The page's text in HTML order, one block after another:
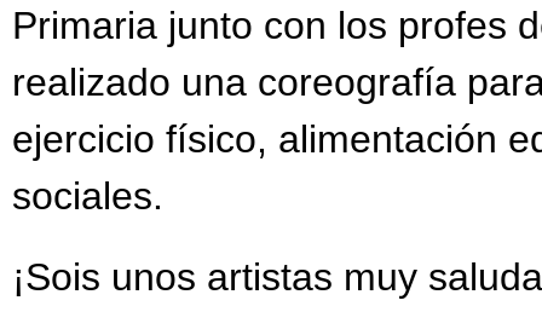
Primaria junto con los profes
realizado una coreografía
ejercicio físico, alimentación
sociales.
¡Sois unos artistas muy